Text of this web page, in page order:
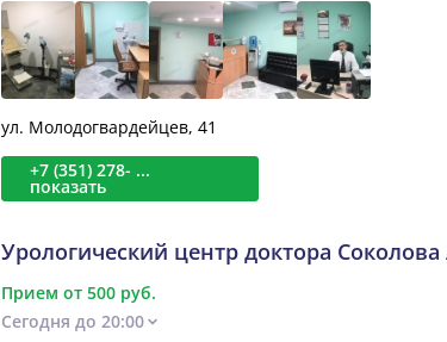
ул. Молодогвардейцев, 41
+7 (351) 278- ...
показать
Урологический центр доктора Соколова
Прием от 500 руб.
Сегодня до 20:00